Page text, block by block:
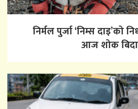
निर्मल पुर्जा ‘निम्स दाइ’को
आज शोक बिदा